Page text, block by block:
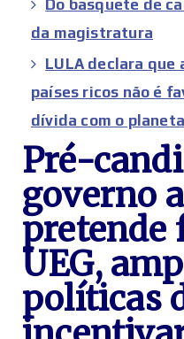
Do basquete de
da magistratura
LULA declara que
países ricos não é
dívida com o planeta
Pré-
governo
pretende
UEG,
políticas